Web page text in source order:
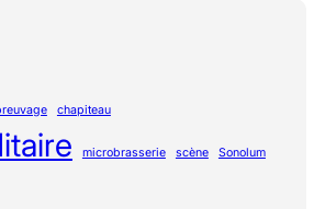
chapiteau
microbrasserie scène Sonolum